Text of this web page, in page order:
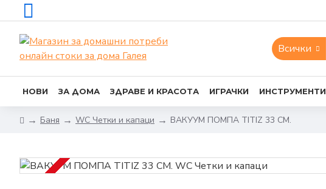
Всички
НОВИ ЗА ДОМА ЗДРАВЕ И КРАСОТА ИГРАЧКИ ИНСТРУМЕНТИ
Баня WC Четки и капаци ВАКУУМ ПОМПА TITIZ 33 СМ.